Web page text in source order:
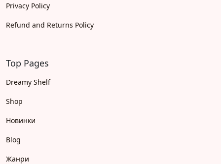
Privacy Policy
Refund and Returns Policy
Top Pages
Dreamy Shelf
Shop
Новинки
Blog
Жанри